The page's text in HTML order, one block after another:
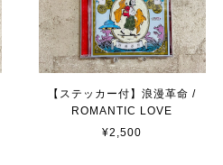
【ステッカー付】浪漫革命 /
ROMANTIC LOVE
¥2,500